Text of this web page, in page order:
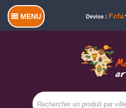
MENU Devise : Fcfa